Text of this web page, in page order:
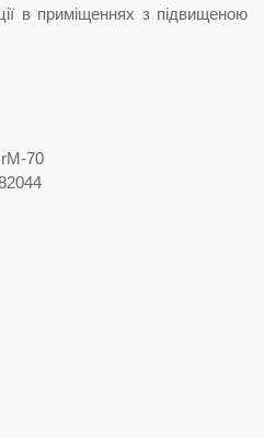
в приміщеннях з підвищеною
70